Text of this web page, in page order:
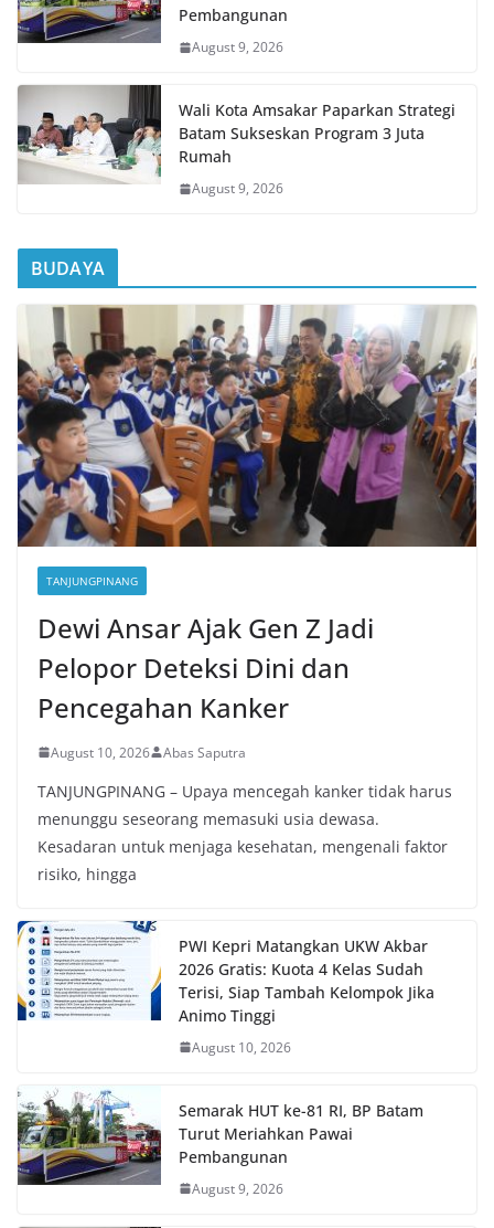
Pembangunan
August 9, 2026
Wali Kota Amsakar Paparkan Strategi
Batam Sukseskan Program 3 Juta
Rumah
August 9, 2026
BUDAYA
TANJUNGPINANG
Dewi Ansar Ajak Gen Z Jadi
Pelopor Deteksi Dini dan
Pencegahan Kanker
August 10, 2026 Abas Saputra
TANJUNGPINANG – Upaya mencegah kanker tidak harus
menunggu seseorang memasuki usia dewasa.
Kesadaran untuk menjaga kesehatan, mengenali faktor
risiko, hingga
PWI Kepri Matangkan UKW Akbar
2026 Gratis: Kuota 4 Kelas Sudah
Terisi, Siap Tambah Kelompok Jika
Animo Tinggi
August 10, 2026
Semarak HUT ke-81 RI, BP Batam
Turut Meriahkan Pawai
Pembangunan
August 9, 2026